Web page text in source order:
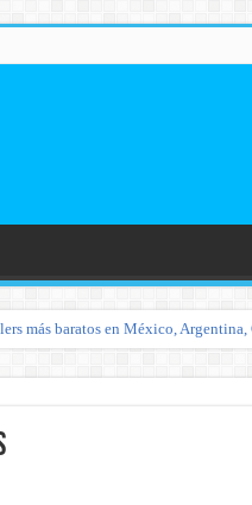
más baratos en México,